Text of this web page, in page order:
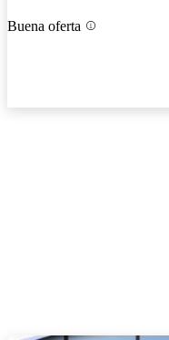
Buena oferta